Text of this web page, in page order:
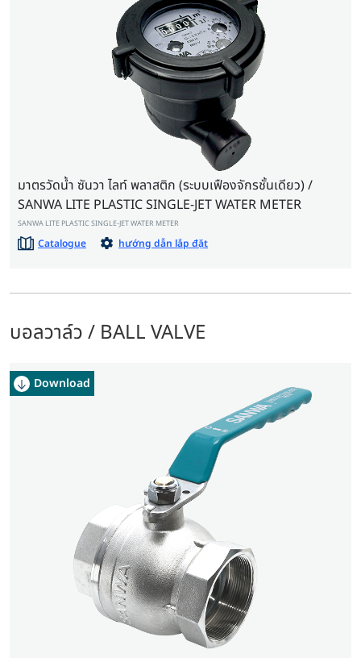
มาตรวัดน้ำ ซันวา ไลท์ พลาสติก (ระบบเฟืองจักรชั้นเดียว) /
SANWA LITE PLASTIC SINGLE-JET WATER METER
SANWA LITE PLASTIC SINGLE-JET WATER METER
Catalogue hướng dẫn lắp đặt
บอลวาล์ว / BALL VALVE
Download
Download
Download
Download
Download